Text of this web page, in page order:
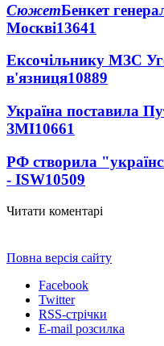
СюжетБенкет
Москві13641
Ексочільнику МЗС
в'язниця10889
Україна поставила
ЗМІ10661
РФ створила
- ISW10509
Читати коментарі
Повна версія сайту
Facebook
Twitter
RSS-стрічки
E-mail розсилка